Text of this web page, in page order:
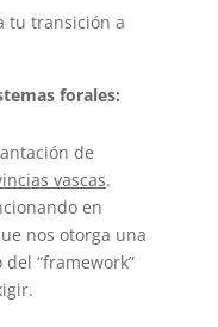
tu transición a
forales:
de
vascas.
en
nos otorga una
“framework”